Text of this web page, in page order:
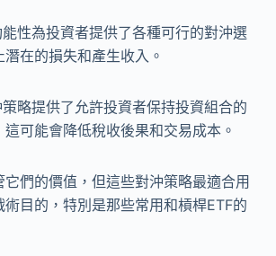
性為投資者提供了各種可行的對沖選
在的損失和產生收入。
略提供了允許投資者保持投資組合的
可能會降低稅收後果和交易成本。
它們的價值，但這些對沖策略最適合用
術目的，特別是那些常用和槓桿ETF的